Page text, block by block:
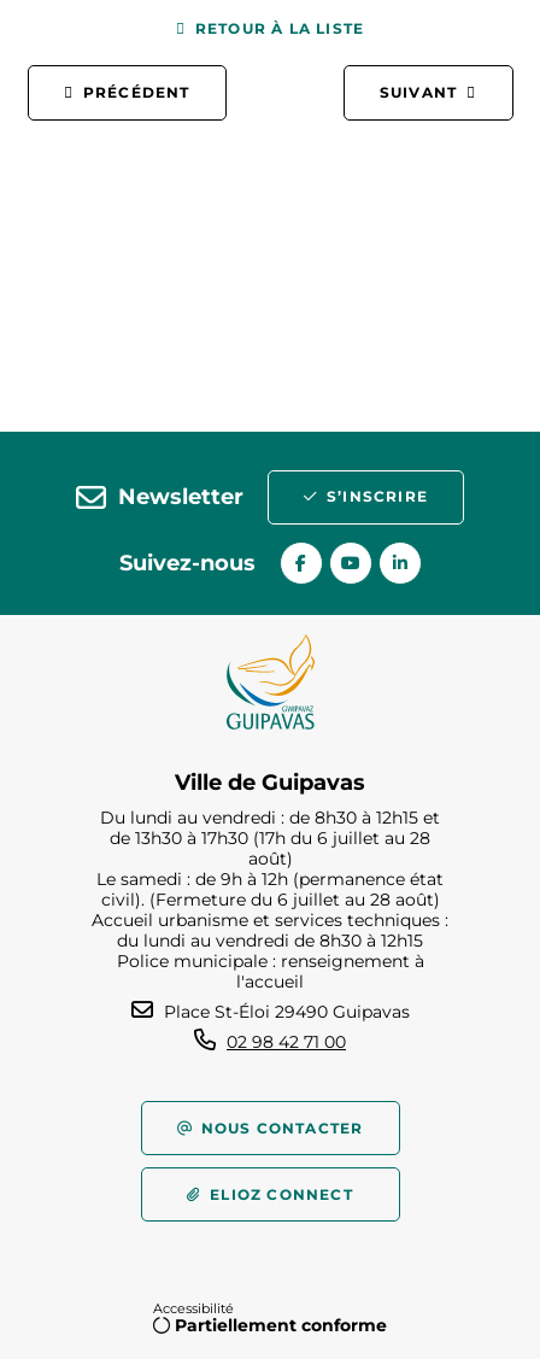
PRÉCÉDENT
RETOUR À LA LISTE
SUIVANT
Newsletter S’INSCRIRE
Suivez-nous
Ville de Guipavas
Du lundi au vendredi : de 8h30 à 12h15 et
de 13h30 à 17h30 (17h du 6 juillet au 28
août)
Le samedi : de 9h à 12h (permanence état
civil). (Fermeture du 6 juillet au 28 août)
Accueil urbanisme et services techniques :
du lundi au vendredi de 8h30 à 12h15
Police municipale : renseignement à
l'accueil
Place St-Éloi 29490 Guipavas
02 98 42 71 00
NOUS CONTACTER
ELIOZ CONNECT
Accessibilité
Partiellement conforme